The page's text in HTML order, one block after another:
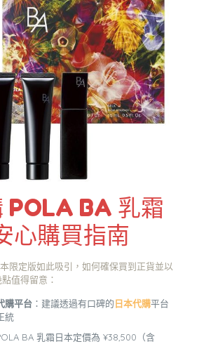
POLA BA 乳霜
心購買指南
限定版如此吸引，如何確保買到正貨並以
值得留意：
購平台：建議透過有口碑的日本代購平台
統
BA 乳霜日本定價為 ¥38,500（含